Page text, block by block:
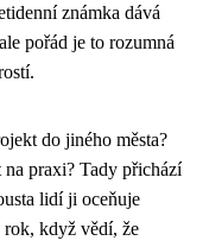
známka dává
pořád je to rozumná
do jiného města?
na praxi? Tady přichází
lidí ji oceňuje
rok, když vědí, že